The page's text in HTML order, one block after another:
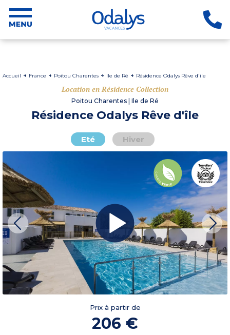
Accueil France Poitou Charentes Ile de Ré Résidence Odalys Rêve d'île
Location en Résidence Collection
Poitou Charentes | Ile de Ré
Résidence Odalys Rêve d'île
Eté Hiver
Prix à partir de
206 €